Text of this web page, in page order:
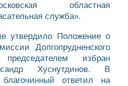
облаcтная
служба».
утвердило Положение о
Долгопрудненского
избран
Хуснутдинов. В
ответил на